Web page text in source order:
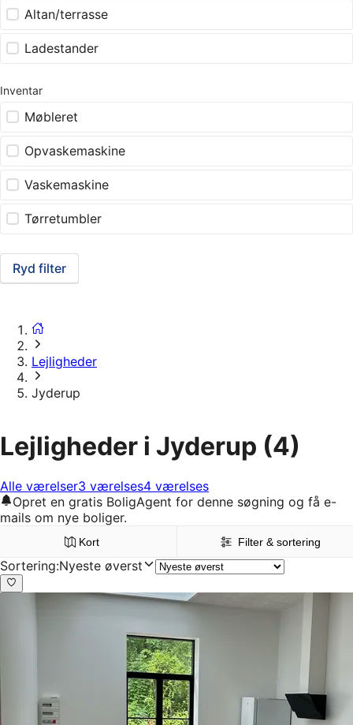
Altan/terrasse
Ladestander
Inventar
Møbleret
Opvaskemaskine
Vaskemaskine
Tørretumbler
Ryd filter
Lejligheder
Jyderup
Lejligheder i Jyderup (4)
Alle værelser3 værelses4 værelses
Opret en gratis BoligAgent for denne søgning og få e-
mails om nye boliger.
Kort Filter & sortering
Sortering:Nyeste øverst